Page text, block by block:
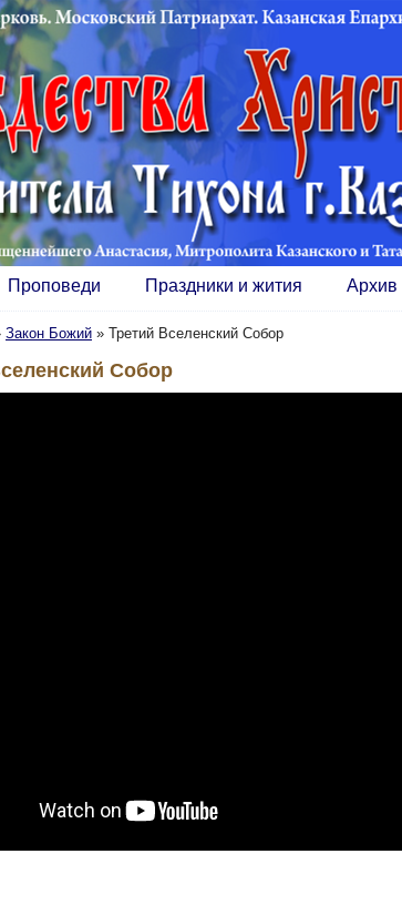
Проповеди Праздники и жития Архив
Закон Божий » Третий Вселенский Собор
Собор